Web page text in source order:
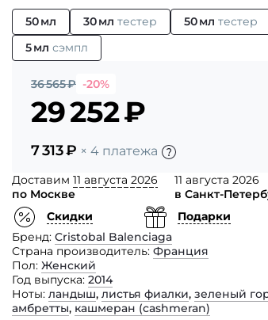
50 мл 30 мл тестер 50 мл тестер
5 мл сэмпл
36 565₽ -20%
29 252₽
7 313₽ × 4 платежа
Доставим 11 августа 2026
по Москве
11 августа 2026
в Санкт-
Скидки Подарки
Бренд Cristobal Balenciaga
Страна производитель Франция
Пол Женский
Год выпуска 2014
Ноты ландыш, листья фиалки, зеленый
амбретты, кашмеран (сashmeran)